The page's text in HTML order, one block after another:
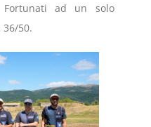
ad un solo
50.